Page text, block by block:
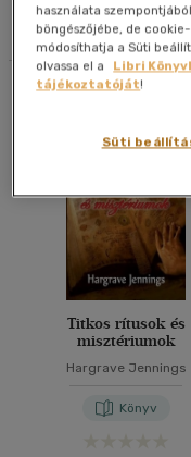
Szűrés
Megjelenítés
20 db / oldal
Titkos rítusok és
misztériumok
Hargrave Jennings
Könyv
használata
böngészőjébe, de
módosíthatja a Süti
olvassa el a
Libri
tájékoztatóját!
Süti